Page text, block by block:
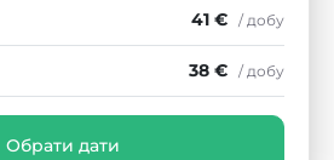
41 € / добу
38 € / добу
Обрати дати